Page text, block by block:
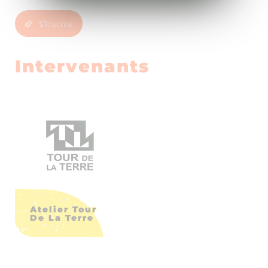
S'inscrire
Intervenants
Atelier Tour
De La Terre